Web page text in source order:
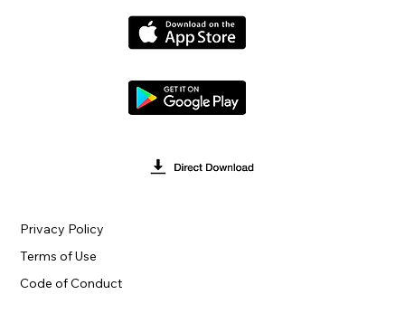
Terms of Use
Privacy Policy
Code of Conduct